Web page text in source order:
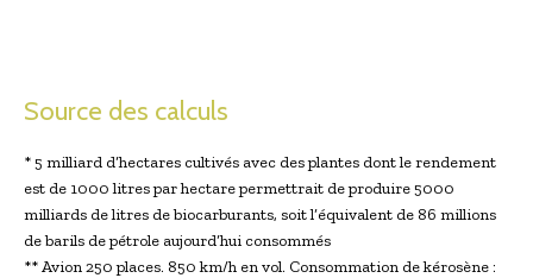
Source des calculs
* 5 milliard d’hectares cultivés avec des plantes dont le rendement
est de 1000 litres par hectare permettrait de produire 5000
milliards de litres de biocarburants, soit l’équivalent de 86 millions
de barils de pétrole aujourd’hui consommés
** Avion 250 places. 850 km/h en vol. Consommation de kérosène :